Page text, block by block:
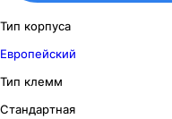
Тип корпуса
Европейский
Тип клемм
Стандартная